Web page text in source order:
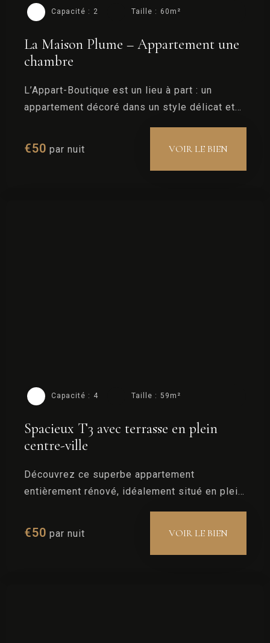
La Maison Plume – Appartement une
chambre
L’Appart-Boutique est un lieu à part : un
appartement décoré dans un style délicat et
peuvent être achetés.
Capacité : 2 Taille : 60m²
€50 par nuit VOIR LE BIEN
Spacieux T3 avec terrasse en plein
centre-ville
Découvrez ce superbe appartement
entièrement rénové, idéalement situé en plein
petite ruelle typique et paisible du village.
Capacité : 4 Taille : 59m²
€50 par nuit VOIR LE BIEN